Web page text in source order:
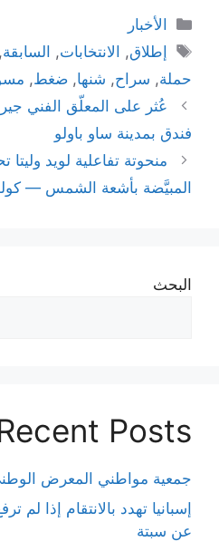
التصنيفات
الأخبار
الوسوم
إطلاق, الانتخابات, السابقة,
حملة, سراح, شنها, ضغط,
عُثر على المعلّق الفني
فندق بمدينة ساو باولو
منحوتة تفاعلية لويد وليتا
المبيَّضة بأشعة الشمس —
البحث
Posts
جمعية مواطني المعرض
إسبانيا تهدد بالانتقام إذا لم
عن سبتة